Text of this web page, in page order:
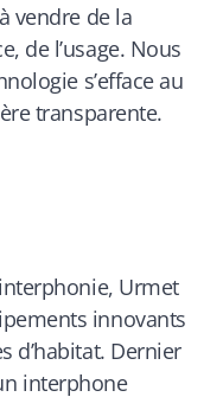
vendre de la
de l’usage. Nous
s’efface au
transparente.
Urmet
innovants
d’habitat. Dernier
interphone